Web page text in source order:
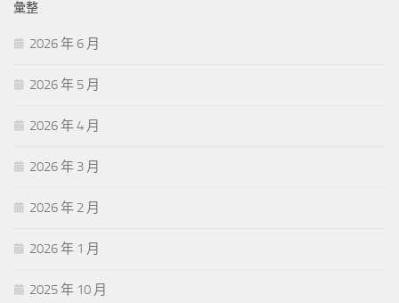
字:
彙整
2026 年 6 月
2026 年 5 月
2026 年 4 月
2026 年 3 月
2026 年 2 月
2026 年 1 月
2025 年 10 月